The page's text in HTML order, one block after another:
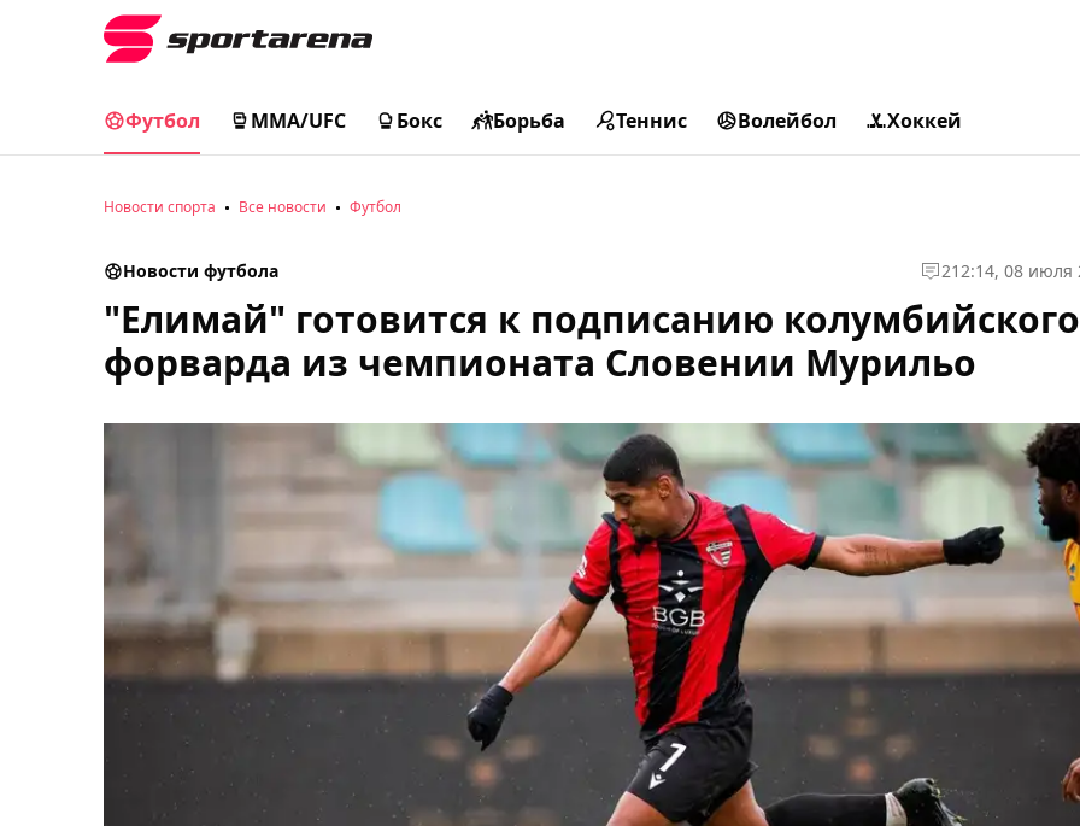
Футбол MMA/UFC Бокс Борьба Теннис Волейбол Хоккей
Новости спорта Все новости Футбол
Новости футбола 212:14, 08 июля
"Елимай" готовится к подписанию колумбийского
форварда из чемпионата Словении Мурильо